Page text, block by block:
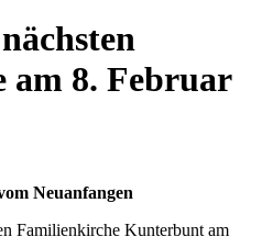
am 8. Februar
Neuanfangen
Familienkirche Kunterbunt am